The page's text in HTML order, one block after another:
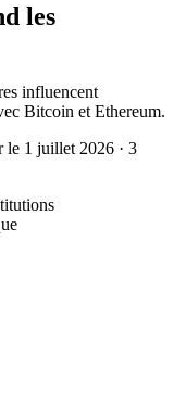
les
influencent
Bitcoin et Ethereum.
le 1 juillet 2026 · 3